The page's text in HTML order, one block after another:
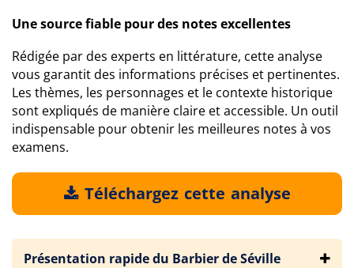
Une source fiable pour des notes excellentes
Rédigée par des experts en littérature, cette analyse
vous garantit des informations précises et pertinentes.
Les thèmes, les personnages et le contexte historique
sont expliqués de manière claire et accessible. Un outil
indispensable pour obtenir les meilleures notes à vos
examens.
Téléchargez cette analyse
Présentation rapide du Barbier de Séville